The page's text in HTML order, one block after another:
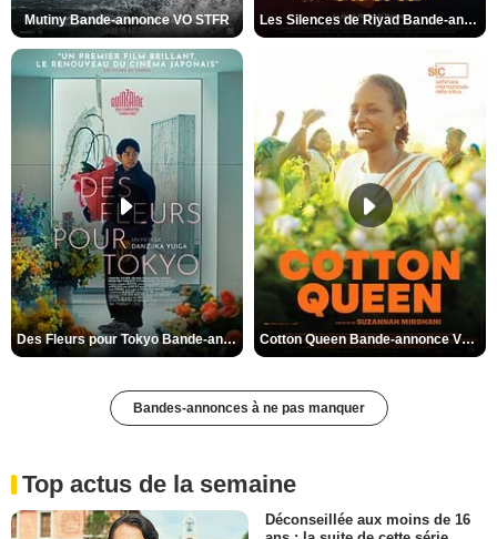
Mutiny Bande-annonce VO STFR Les Silences de Riyad Bande-annonce VO STFR
Des Fleurs pour Tokyo Bande-annonce VO STFR Cotton Queen Bande-annonce VO STFR
Bandes-annonces à ne pas manquer
Top actus de la semaine
Déconseillée aux moins de 16